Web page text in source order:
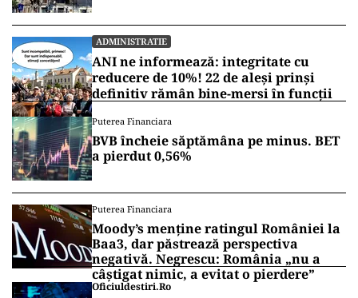
ADMINISTRATIE
ANI ne informează: integritate cu
reducere de 10%! 22 de aleși prinși
definitiv rămân bine-mersi în funcții
Puterea Financiara
BVB încheie săptămâna pe minus. BET
a pierdut 0,56%
Puterea Financiara
Moody’s menține ratingul României la
Baa3, dar păstrează perspectiva
negativă. Negrescu: România „nu a
câștigat nimic, a evitat o pierdere”
Oficiuldestiri.ro